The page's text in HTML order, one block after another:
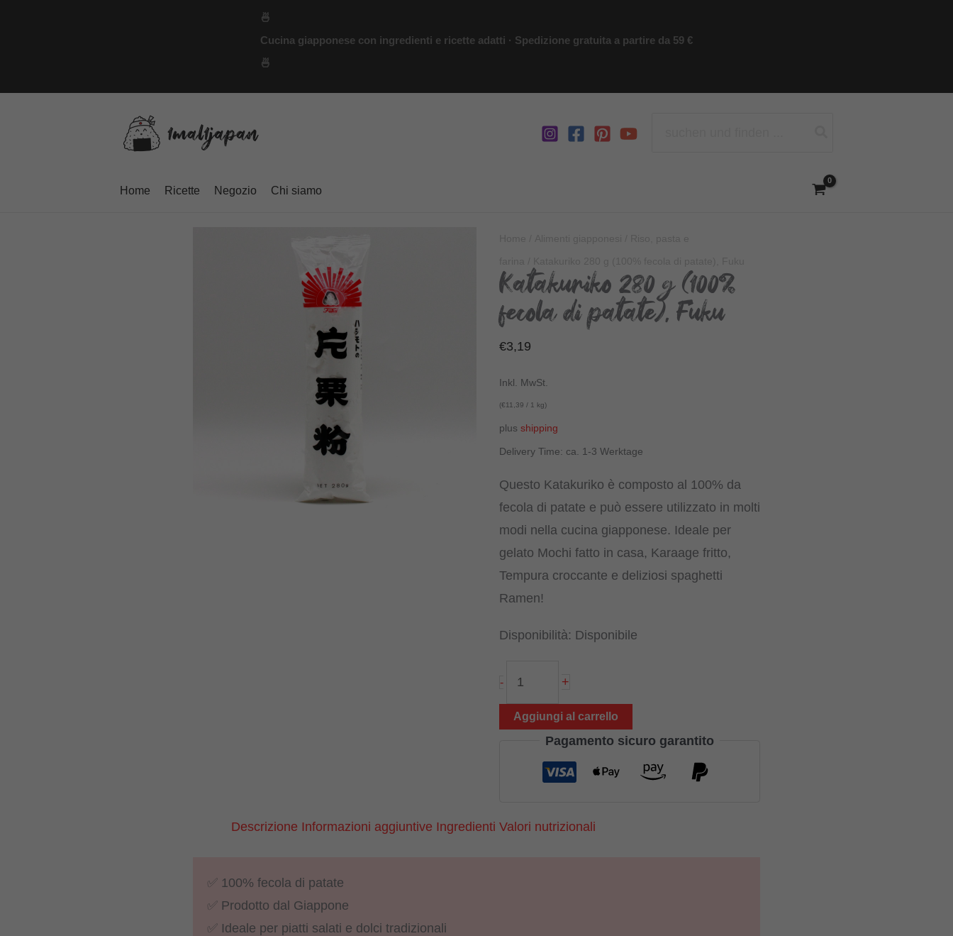
🍜
Cucina giapponese con ingredienti e ricette adatti · Spedizione gratuita a partire da 59 €
🍜
Home Ricette Negozio Chi siamo
Katakuriko 280 g (100%
fecola di patate), Fuku
€3,19
Inkl. MwSt.
(€11,39 / 1 kg)
plus shipping
Delivery Time: ca. 1-3 Werktage
Questo Katakuriko è composto al 100% da
fecola di patate e può essere utilizzato in molti
modi nella cucina giapponese. Ideale per
gelato Mochi fatto in casa, Karaage fritto,
Tempura croccante e deliziosi spaghetti
Ramen!
Disponibilità: Disponibile
-
Fuku
+
Aggiungi al carrello
Pagamento sicuro garantito
Descrizione Informazioni aggiuntive Ingredienti Valori nutrizionali
✅ 100% fecola di patate
✅ Prodotto dal Giappone
✅ Ideale per piatti salati e dolci tradizionali